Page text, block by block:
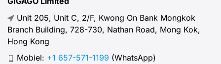
Unit 205, Unit C, 2/F, Kwong On Bank Mongkok
Branch Building, 728-730, Nathan Road, Mong Kok,
Hong Kong
Mobiel: +1 657-571-1199 (WhatsApp)